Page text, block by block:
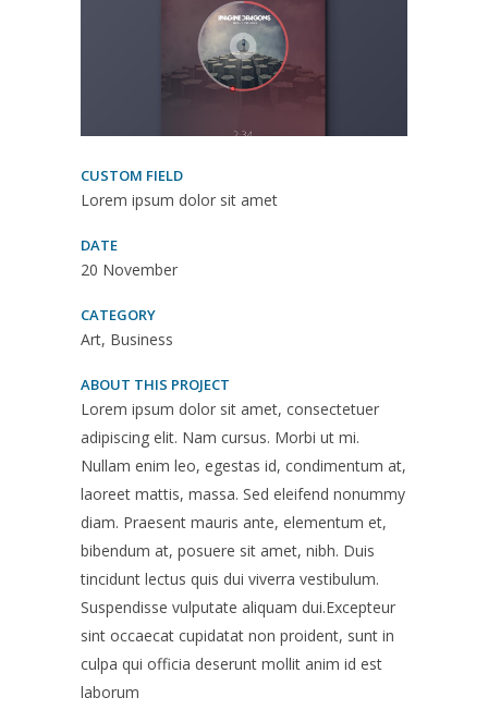
CUSTOM FIELD
Lorem ipsum dolor sit amet
DATE
20 November
CATEGORY
Art, Business
ABOUT THIS PROJECT
Lorem ipsum dolor sit amet, consectetuer
adipiscing elit. Nam cursus. Morbi ut mi.
Nullam enim leo, egestas id, condimentum at,
laoreet mattis, massa. Sed eleifend nonummy
diam. Praesent mauris ante, elementum et,
bibendum at, posuere sit amet, nibh. Duis
tincidunt lectus quis dui viverra vestibulum.
Suspendisse vulputate aliquam dui.Excepteur
sint occaecat cupidatat non proident, sunt in
culpa qui officia deserunt mollit anim id est
laborum